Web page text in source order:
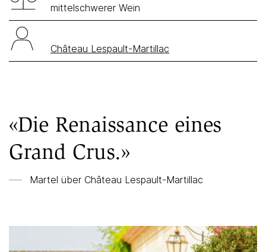
mittelschwerer Wein
Château Lespault-Martillac
«Die Renaissance eines
Grand Crus.»
Martel über Château Lespault-Martillac